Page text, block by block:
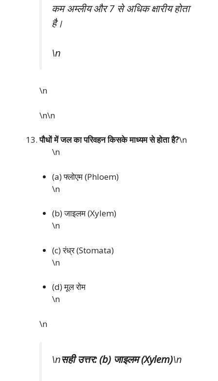
कम अम्लीय और 7 से अधिक क्षारीय होता
है।
\n
\n
\n\n
पौधों में जल का परिवहन किसके माध्यम से होता है?\n
\n
(a) फ्लोएम (Phloem)
\n
(b) जाइलम (Xylem)
\n
(c) रंध्र (Stomata)
\n
(d) मूल रोम
\n
\n
\nसही उत्तर: (b) जाइलम (Xylem)\n